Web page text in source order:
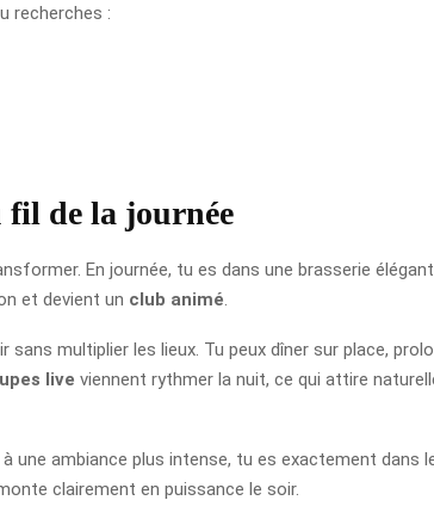
recherches :
fil de la journée
En journée, tu es dans une brasserie
et devient un club animé
multiplier les lieux. Tu peux dîner sur place,
live viennent rythmer la nuit, ce qui attire
une ambiance plus intense, tu es exactement dans
clairement en puissance le soir.